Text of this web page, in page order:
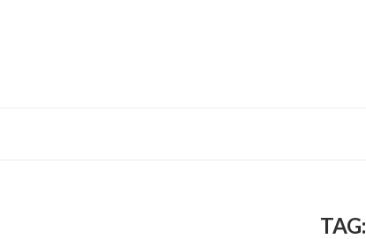
TAG: